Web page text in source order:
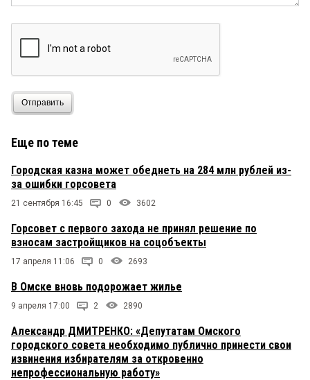
Отправить
Еще по теме
Городская казна может обеднеть на 284 млн рублей из-
за ошибки горсовета
21 сентября 16:45 0 3602
Горсовет с первого захода не принял решение по
взносам застройщиков на соцобъекты
17 апреля 11:06 0 2693
В Омске вновь подорожает жилье
9 апреля 17:00 2 2890
Александр ДМИТРЕНКО: «Депутатам Омского
городского совета необходимо публично принести свои
извинения избирателям за откровенно
непрофессиональную работу»